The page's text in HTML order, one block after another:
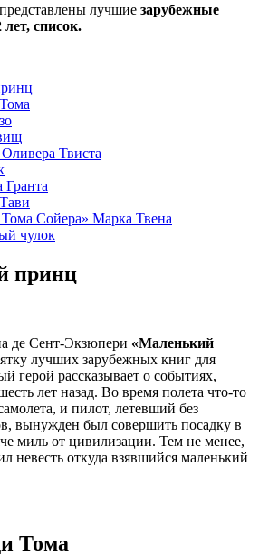
лучшие зарубежные
лет, список.
Твиста
Гранта
Сойера» Марка Твена
чулок
принц
де Сент-Экзюпери «Маленький
лучших зарубежных книг для
герой рассказывает о событиях,
лет назад. Во время полета что-то
и пилот, летевший без
вынужден был совершить посадку в
миль от цивилизации. Тем не менее,
невесть откуда взявшийся маленький
Тома